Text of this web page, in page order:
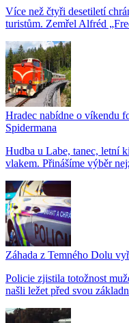
Více než čtyři desetiletí
turistům. Zemřel Alfréd
Hradec nabídne o víkendu
Spidermana
Hudba u Labe, tanec, letní
vlakem. Přinášíme výběr
Záhada z Temného Dolu
Policie zjistila totožnost
našli ležet před svou